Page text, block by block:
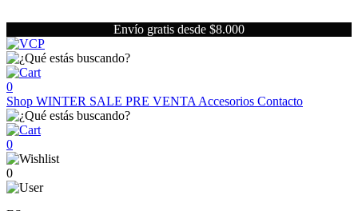
Envío gratis desde $8.000
0
Shop WINTER SALE PRE VENTA Accesorios Contacto
0
0